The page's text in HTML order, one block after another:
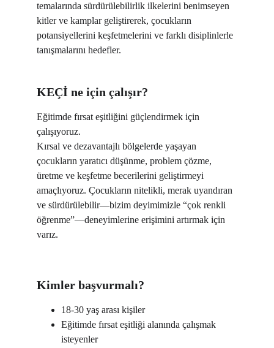
temalarında sürdürülebilirlik ilkelerini benimseyen
kitler ve kamplar geliştirerek, çocukların
potansiyellerini keşfetmelerini ve farklı disiplinlerle
tanışmalarını hedefler.
KEÇİ ne için çalışır?
Eğitimde fırsat eşitliğini güçlendirmek için
çalışıyoruz.
Kırsal ve dezavantajlı bölgelerde yaşayan
çocukların yaratıcı düşünme, problem çözme,
üretme ve keşfetme becerilerini geliştirmeyi
amaçlıyoruz. Çocukların nitelikli, merak uyandıran
ve sürdürülebilir—bizim deyimimizle “çok renkli
öğrenme”—deneyimlerine erişimini artırmak için
varız.
Kimler başvurmalı?
18-30 yaş arası kişiler
Eğitimde fırsat eşitliği alanında çalışmak
isteyenler